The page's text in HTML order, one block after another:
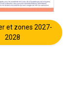
et zones 2027-
2028